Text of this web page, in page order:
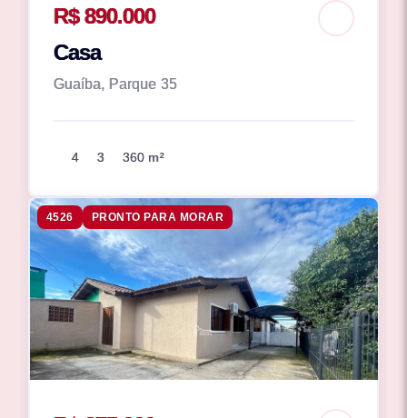
R$ 890.000
Casa
Guaíba, Parque 35
4 3 360 m²
4526 PRONTO PARA MORAR